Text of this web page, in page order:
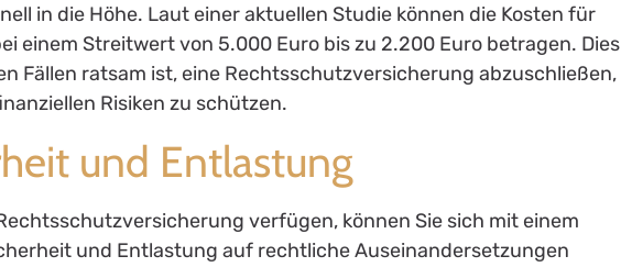
in die Höhe. Laut einer aktuellen Studie können die Kosten für
einem Streitwert von 5.000 Euro bis zu 2.200 Euro betragen. Dies
Fällen ratsam ist, eine Rechtsschutzversicherung abzuschließen,
Risiken zu schützen.
und Entlastung
verfügen, können Sie sich mit einem
und Entlastung auf rechtliche Auseinandersetzungen